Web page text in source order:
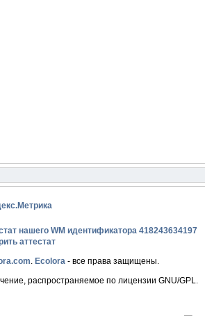
аттестат
. Ecolora- все права защищены.
распространяемое по лицензии GNU/GPL.